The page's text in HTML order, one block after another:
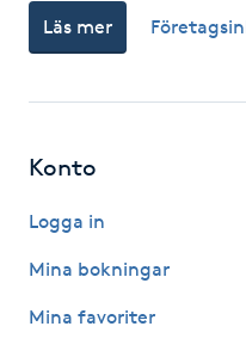
Hårvård
Hälsa
Hälsprickor
Idrottsmassage
Läs mer
Konto
Logga in
Mina bokningar
Mina favoriter